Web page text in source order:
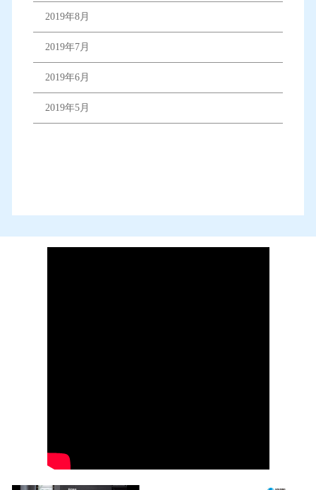
2019年8月
2019年7月
2019年6月
2019年5月